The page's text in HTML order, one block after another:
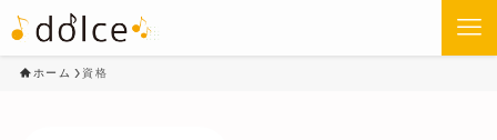
ホーム 資格